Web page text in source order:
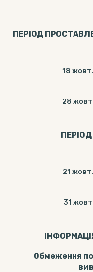
ПЕРІОД
18
28
21
31
Обмеження